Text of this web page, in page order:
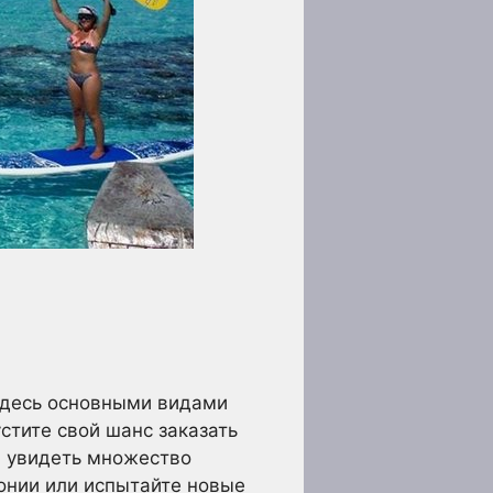
основными видами
свой шанс заказать
множество
или испытайте новые